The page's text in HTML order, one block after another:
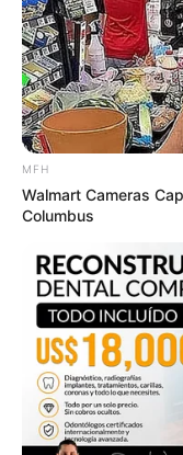
อุบัติเหตุได้ บา
ดิสเครดิตได้ ก
เบียดเบียน ง
คนวันอังคาร
ไพ่ประจำวันขอ
MFH
Walmart Cameras
Columbus